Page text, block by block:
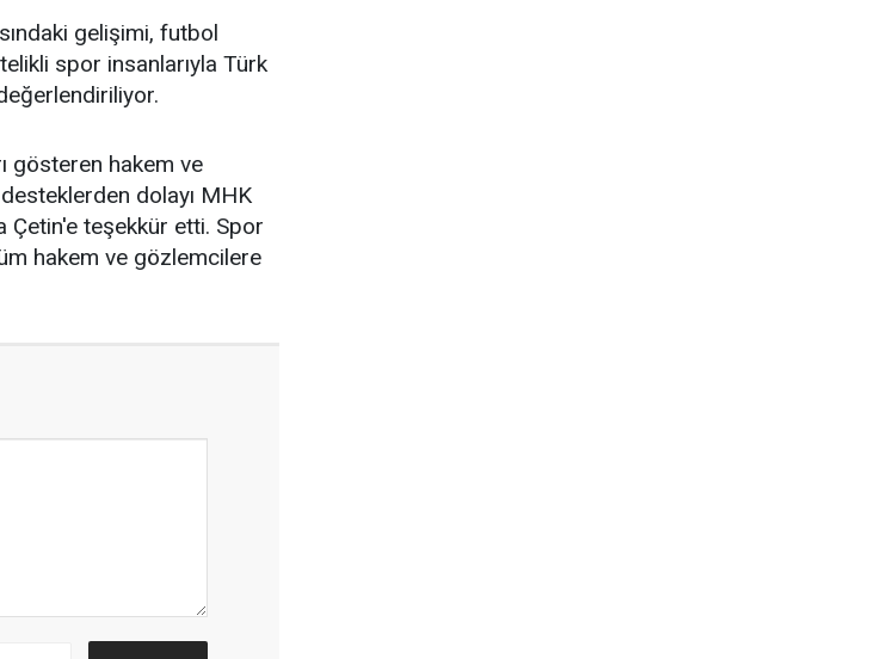
gelişimi, futbol
spor insanlarıyla Türk
gösteren hakem ve
dolayı MHK
Çetin'e teşekkür etti. Spor
hakem ve gözlemcilere